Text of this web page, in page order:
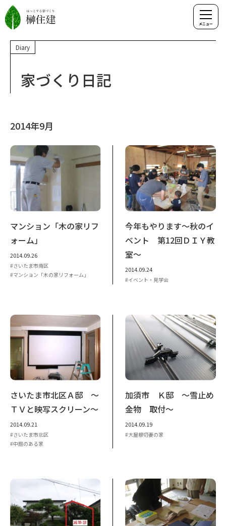
Diary
家づくり日記
2014年9月
マンション「木の家リフ
ォーム」
2014.09.26
さいたま市南区
マンション「木の家リフォーム」
今年もやります～秋のイ
ベント 第12回ＤＩＹ教
室～
2014.09.24
イベント・見学会
さいたま市北区Ａ邸 ～
ＴＶと映写スクリーン～
2014.09.21
さいたま市北区
中庭のある家
加須市 Ｋ邸 ～雪止め
金物 取付～
2014.09.19
大屋根切妻の家